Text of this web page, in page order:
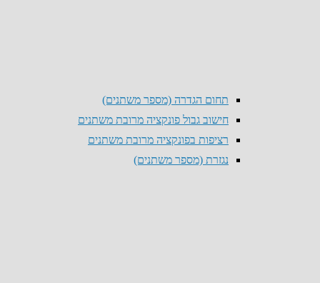
תחום הגדרה (מספר משתנים)
חישוב גבול פונקציה מרובת משתנים
רציפות בפונקציה מרובת משתנים
נגזרת (מספר משתנים)